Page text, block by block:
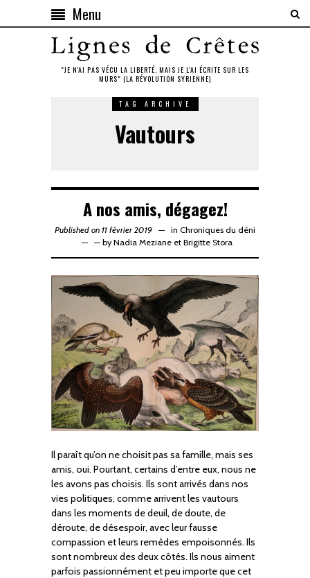
Menu
"JE N'AI PAS VÉCU LA LIBERTÉ, MAIS JE L'AI ÉCRITE SUR LES
MURS" (LA RÉVOLUTION SYRIENNE)
TAG ARCHIVE
Vautours
A nos amis, dégagez!
Published on 11 février 2019 in Chroniques du déni
— by Nadia Meziane et Brigitte Stora
Il paraît qu’on ne choisit pas sa famille, mais ses
amis, oui. Pourtant, certains d’entre eux, nous ne
les avons pas choisis. Ils sont arrivés dans nos
vies politiques, comme arrivent les vautours
dans les moments de deuil, de doute, de
déroute, de désespoir, avec leur fausse
compassion et leurs remèdes empoisonnés. Ils
sont nombreux des deux côtés. Ils nous aiment
parfois passionnément et peu importe que cet